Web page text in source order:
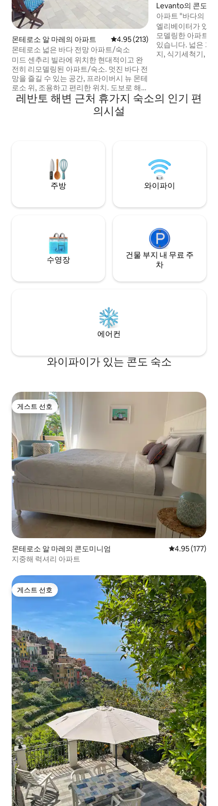
몬테로소 알 마레의 아파트 평점 4.95점(5점 만점), 후기 213
4.95 (213)
몬테로소 넓은 바다 전망 아파트/숙소
미드 센추리 빌라에 위치한 현대적이고 완
전히 리모델링된 아파트/숙소. 멋진 바다 전
망을 즐길 수 있는 공간, 프라이버시 뉴 몬테
로소 위, 조용하고 편리한 위치. 도보로 해
변, 상점, 레스토랑까지 5분, 기차역은 10분,
역사 센터는 15분 거리에 있습니다. 편안한
침실 3개, 욕실 2개, 다양한 편의시설. 바다
011019-LT-0394
Levanto의 콘도미
아파트 "바다의 향
엘리베이터가 있
모델링한 아파트
있습니다. 넓은 거
지, 식기세척기, 냉
이파이, 금고. 야외
레반토 해변 근처 휴가지 숙소의 인기 편
의시설
주방 와이파이
수영장
건물 부지 내 무료 주
차
에어컨
와이파이가 있는 콘도 숙소
게스트 선호
게스트 선호
몬테로소 알 마레의 콘도미니엄 평점 4.95점(5
4.95 (177)
지중해 럭셔리 아파트
게스트 선호
게스트 선호